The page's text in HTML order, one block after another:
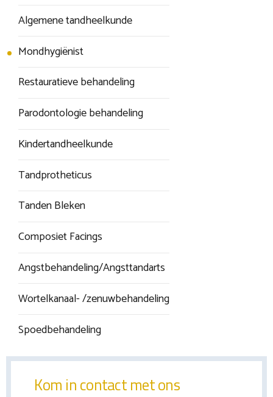
Algemene tandheelkunde
Mondhygiënist
Restauratieve behandeling
Parodontologie behandeling
Kindertandheelkunde
Tandprotheticus
Tanden Bleken
Composiet Facings
Angstbehandeling/Angsttandarts
Wortelkanaal- /zenuwbehandeling
Spoedbehandeling
Kom in contact met ons